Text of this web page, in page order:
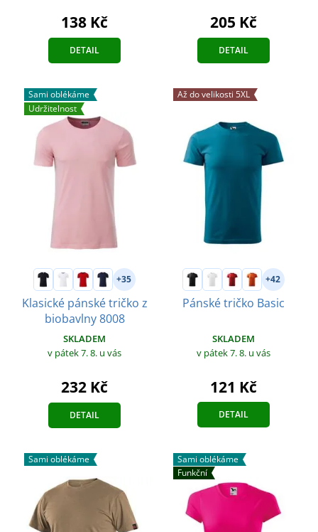
138 Kč
DETAIL
205 Kč
DETAIL
Sami oblékáme
Udržitelnost
+35
Klasické pánské tričko z
biobavlny 8008
SKLADEM
v pátek 7. 8. u vás
232 Kč
DETAIL
Až do velikosti 5XL
+42
Pánské tričko Basic
SKLADEM
v pátek 7. 8. u vás
121 Kč
DETAIL
Sami oblékáme
Sami oblékáme
Funkční